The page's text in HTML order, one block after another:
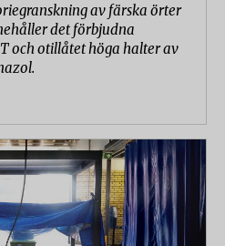
av färska örter
det förbjudna
och otillåtet höga halter av